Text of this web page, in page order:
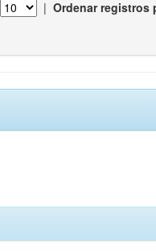
| Ordenar registros